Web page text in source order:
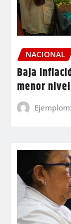
NACIONAL
Baja
menor